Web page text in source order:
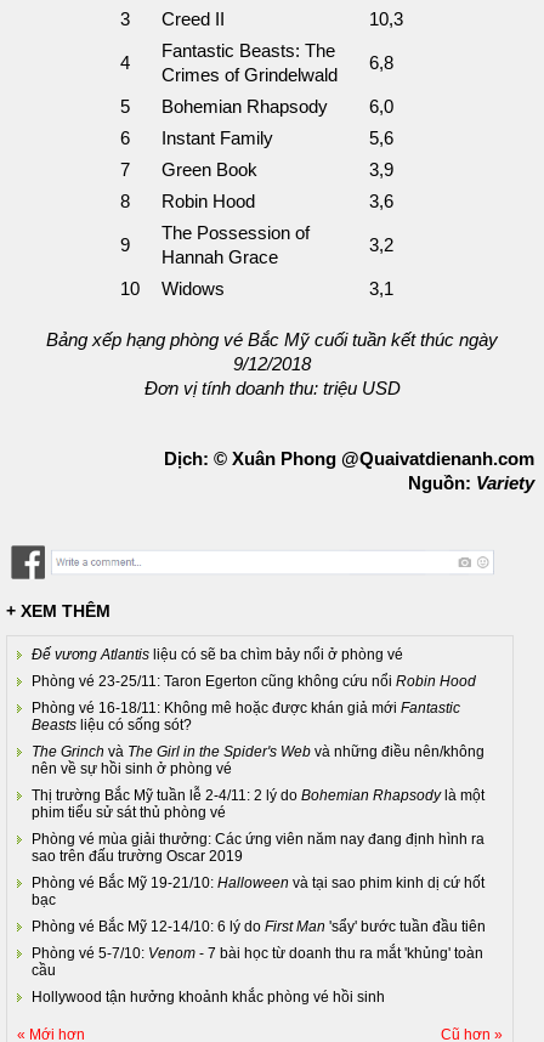
3
Creed II 10,3
4
Fantastic Beasts: The
Crimes of Grindelwald
6,8
5 Bohemian Rhapsody
6,0
6
Instant Family
5,6
7
Green Book
3,9
8
Robin Hood 3,6
9
The Possession of
Hannah Grace
3,2
10 Widows 3,1
Bảng xếp hạng phòng vé Bắc Mỹ cuối tuần kết thúc ngày
9/12/2018
Đơn vị tính doanh thu: triệu USD
Dịch: © Xuân Phong @Quaivatdienanh.com
Nguồn: Variety
+ XEM THÊM
Đế vương Atlantis liệu có sẽ ba chìm bảy nổi ở phòng vé
Phòng vé 23-25/11: Taron Egerton cũng không cứu nổi Robin Hood
Phòng vé 16-18/11: Không mê hoặc được khán giả mới Fantastic
Beasts liệu có sống sót?
The Grinch và The Girl in the Spider's Web và những điều nên/không
nên về sự hồi sinh ở phòng vé
Thị trường Bắc Mỹ tuần lễ 2-4/11: 2 lý do Bohemian Rhapsodylà một
phim tiểu sử sát thủ phòng vé
Phòng vé mùa giải thưởng: Các ứng viên năm nay đang định hình ra
sao trên đấu trường Oscar 2019
Phòng vé Bắc Mỹ 19-21/10: Halloween và tại sao phim kinh dị cứ hốt
bạc
Phòng vé Bắc Mỹ 12-14/10: 6 lý do First Man 'sẩy' bước tuần đầu tiên
Phòng vé 5-7/10: Venom - 7 bài học từ doanh thu ra mắt 'khủng' toàn
cầu
Hollywood tận hưởng khoảnh khắc phòng vé hồi sinh
« Mới hơn Cũ hơn »